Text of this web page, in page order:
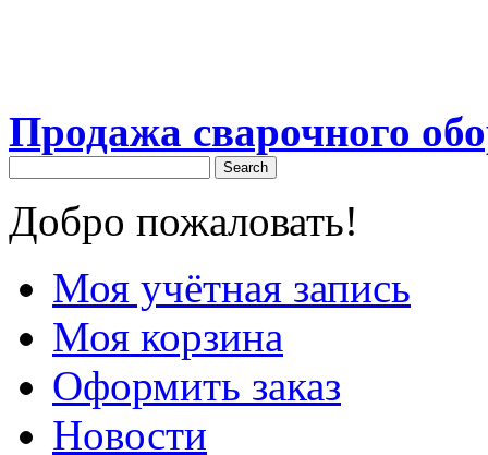
Продажа сварочного
Search
Добро пожаловать!
Моя учётная запись
Моя корзина
Оформить заказ
Новости